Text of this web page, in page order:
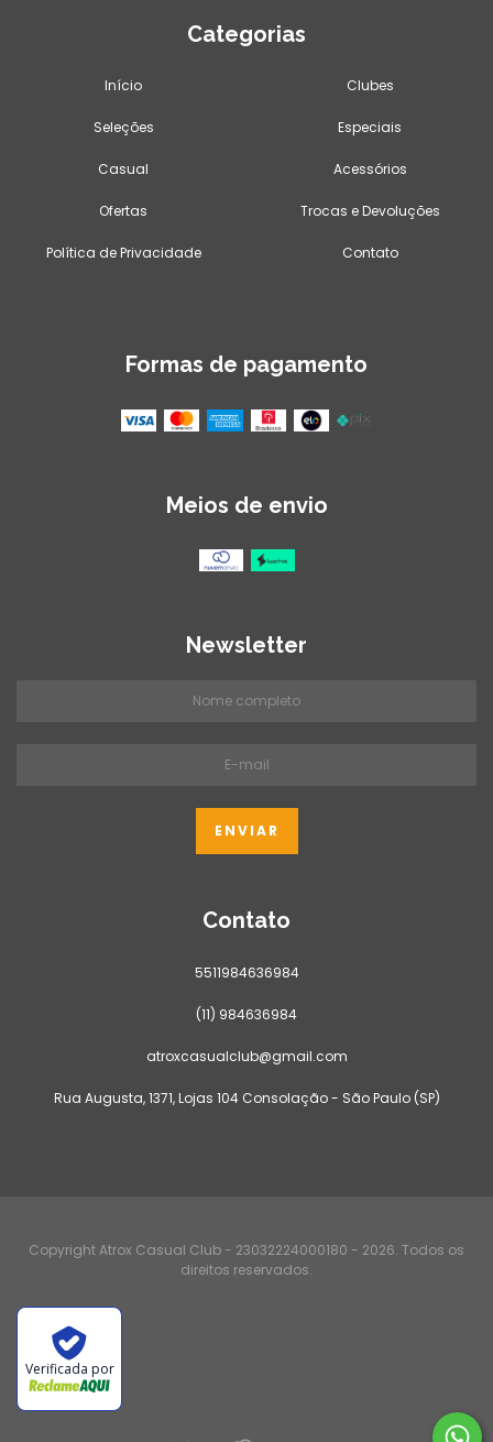
Categorias
Início Clubes
Seleções Especiais
Casual Acessórios
Ofertas Trocas e Devoluções
Política de Privacidade Contato
Formas de pagamento
Meios de envio
Newsletter
Contato
5511984636984
(11) 984636984
atroxcasualclub@gmail.com
Rua Augusta, 1371, Lojas 104 Consolação - São Paulo (SP)
Copyright Atrox Casual Club - 23032224000180 - 2026. Todos os
direitos reservados.
Verificada por